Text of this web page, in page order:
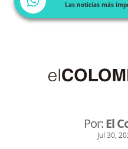
Las noticias más
Por:El
Jul 30,